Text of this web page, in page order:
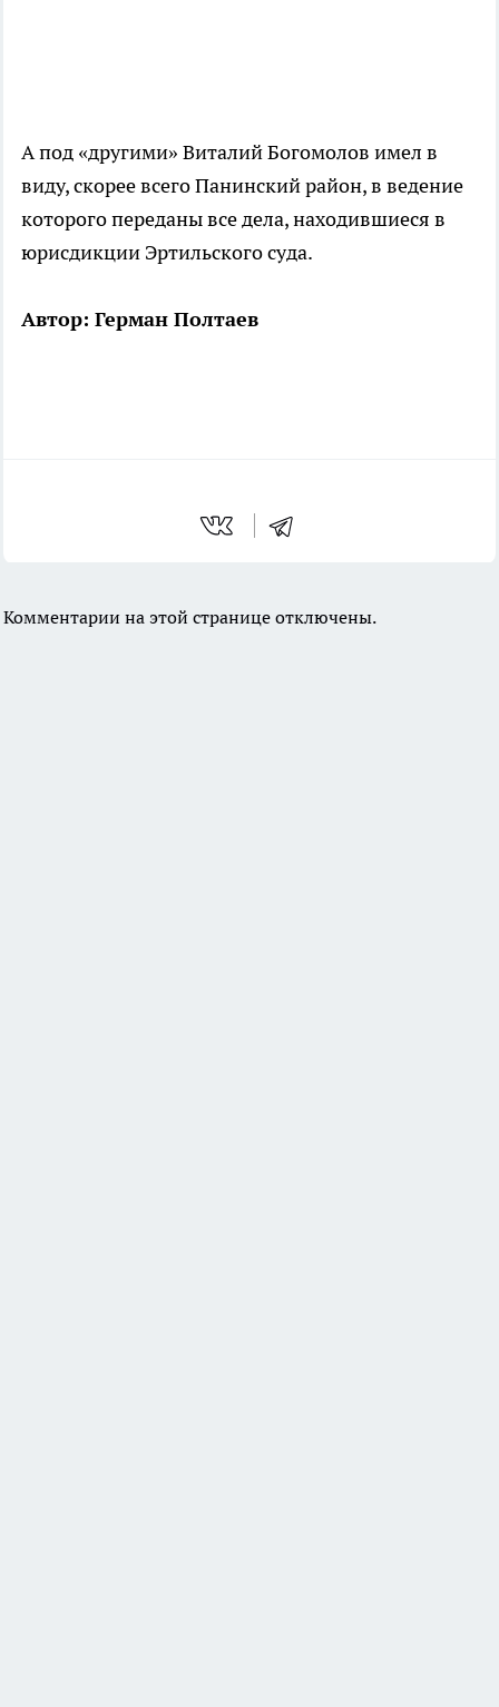
А под «другими» Виталий Богомолов имел в
виду, скорее всего Панинский район, в ведение
которого переданы все дела, находившиеся в
юрисдикции Эртильского суда.
Автор: Герман Полтаев
Комментарии на этой странице отключены.